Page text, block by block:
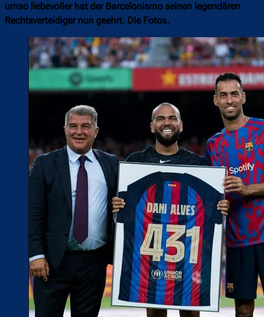
umso liebevoller hat der Barcelonismo seinen legendären
Rechtsverteidiger nun geehrt. Die Fotos.